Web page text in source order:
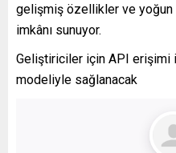
gelişmiş özellikler ve
imkânı sunuyor.
Geliştiriciler için API erişimi
modeliyle sağlanacak